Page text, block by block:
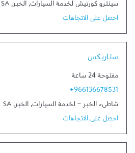
سينترو كورنيش لخدمة السيارات, الخبر,
SA
احصل على الاتجاهات
ستاربكس
مفتوحة 24 ساعة
+966136678531
شاطىء الخبر - لخدمة السيارات, الخبر,
SA
احصل على الاتجاهات